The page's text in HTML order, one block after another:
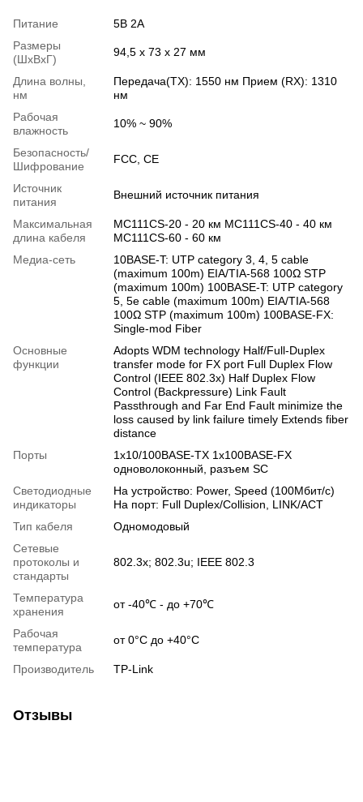
Питание
5В 2A
Размеры
(ШxВxГ)
94,5 х 73 х 27 мм
Длина волны,
нм
Передача(TX): 1550 нм Прием (RX): 1310
нм
Рабочая
влажность
10% ~ 90%
Безопасность/
Шифрование
FCC, CE
Источник
питания
Внешний источник питания
Максимальная
длина кабеля
MC111CS-20 - 20 км MC111CS-40 - 40 км
MC111CS-60 - 60 км
Медиа-сеть
10BASE-T: UTP category 3, 4, 5 cable
(maximum 100m) EIA/TIA-568 100Ω STP
(maximum 100m) 100BASE-T: UTP category
5, 5e cable (maximum 100m) EIA/TIA-568
100Ω STP (maximum 100m) 100BASE-FX:
Single-mod Fiber
Основные
функции
Adopts WDM technology Half/Full-Duplex
transfer mode for FX port Full Duplex Flow
Control (IEEE 802.3x) Half Duplex Flow
Control (Backpressure) Link Fault
Passthrough and Far End Fault minimize the
loss caused by link failure timely Extends fiber
distance
Порты
1х10/100BASE-TX 1х100BASE-FX
одноволоконный, разъем SC
Светодиодные
индикаторы
На устройство: Power, Speed (100Mбит/с)
На порт: Full Duplex/Collision, LINK/ACT
Тип кабеля
Одномодовый
Сетевые
протоколы и
стандарты
802.3x; 802.3u; IEEE 802.3
Температура
хранения
от -40℃ - до +70℃
Рабочая
температура
от 0°C до +40°C
Производитель TP-Link
Отзывы